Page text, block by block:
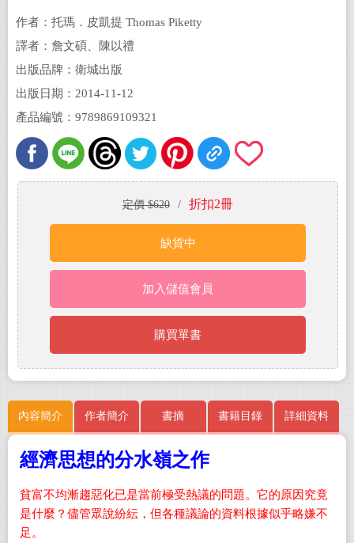
作者：托瑪．皮凱提 Thomas Piketty
譯者：詹文碩、陳以禮
出版品牌：衛城出版
出版日期：2014-11-12
產品編號：9789869109321
定價 $620 / 折扣2冊
缺貨中
加入儲值會員
購買單書
內容簡介 作者簡介 書摘 書籍目錄 詳細資料
經濟思想的分水嶺之作
貧富不均漸趨惡化已是當前極受熱議的問題。它的原因究竟
是什麼？儘管眾說紛紜，但各種議論的資料根據似乎略嫌不
足。